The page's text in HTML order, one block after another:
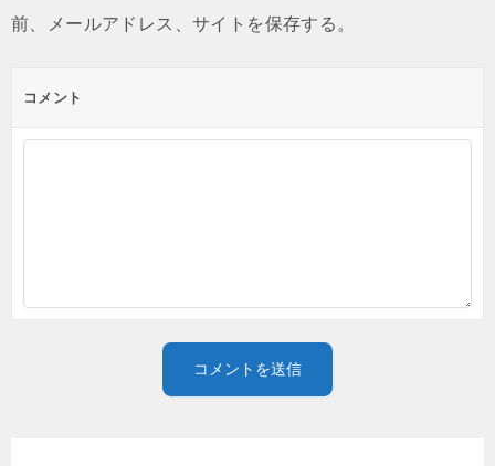
前、メールアドレス、サイトを保存する。
コメント